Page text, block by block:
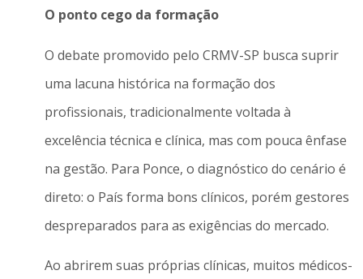
O ponto cego da formação
O debate promovido pelo CRMV-SP busca suprir
uma lacuna histórica na formação dos
profissionais, tradicionalmente voltada à
excelência técnica e clínica, mas com pouca ênfase
na gestão. Para Ponce, o diagnóstico do cenário é
direto: o País forma bons clínicos, porém gestores
despreparados para as exigências do mercado.
Ao abrirem suas próprias clínicas, muitos médicos-